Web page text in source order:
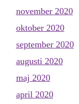
november 2020
oktober 2020
september 2020
augusti 2020
maj 2020
april 2020